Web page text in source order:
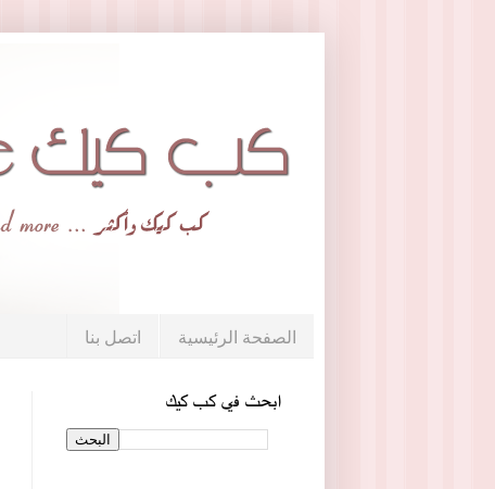
الصفحة الرئيسية اتصل بنا
ابحث في كب كيك